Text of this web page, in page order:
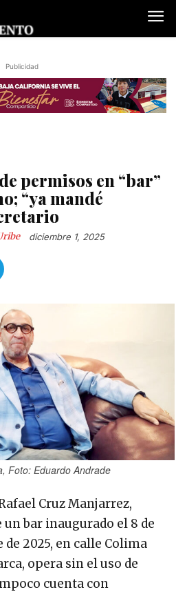
Publicidad
permisos en “bar”
“ya mandé
diciembre 1, 2025
Foto: Eduardo Andrade
Cruz Manjarrez,
un bar inaugurado el 8 de
2025, en calle Colima
opera sin el uso de
cuenta con